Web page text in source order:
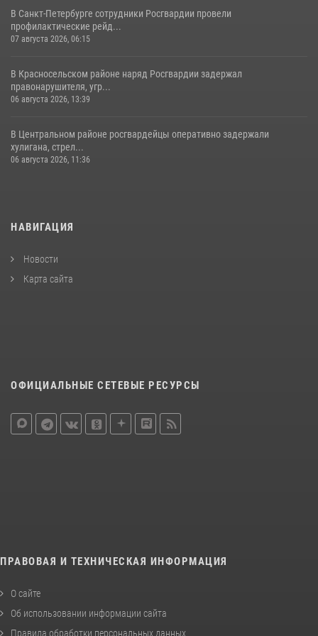
В Санкт-Петербурге сотрудники Росгвардии провели
профилактические рейд...
07 августа 2026, 06:15
В Красносельском районе наряд Росгвардии задержал
правонарушителя, угр...
06 августа 2026, 13:39
В Центральном районе росгвардейцы оперативно задержали
хулигана, стрел...
06 августа 2026, 11:36
НАВИГАЦИЯ
Новости
Карта сайта
ОФИЦИАЛЬНЫЕ СЕТЕВЫЕ РЕСУРСЫ
ПРАВОВАЯ И ТЕХНИЧЕСКАЯ ИНФОРМАЦИЯ
О сайте
Об использовании информации сайта
Правила обработки персональных данных